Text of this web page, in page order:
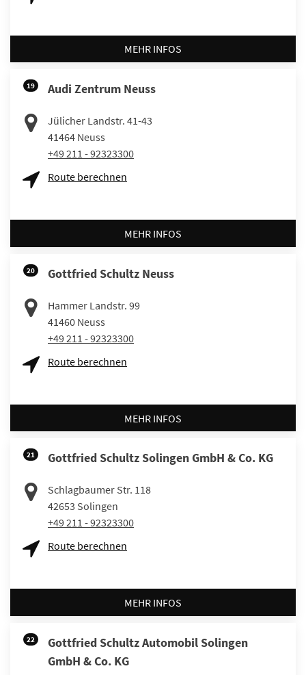
MEHR INFOS
19 Audi Zentrum Neuss
Jülicher Landstr. 41-43
41464 Neuss
+49 211 - 92323300
Route berechnen
MEHR INFOS
20 Gottfried Schultz Neuss
Hammer Landstr. 99
41460 Neuss
+49 211 - 92323300
Route berechnen
MEHR INFOS
21 Gottfried Schultz Solingen GmbH & Co. KG
Schlagbaumer Str. 118
42653 Solingen
+49 211 - 92323300
Route berechnen
MEHR INFOS
22
Gottfried Schultz Automobil Solingen
GmbH & Co. KG